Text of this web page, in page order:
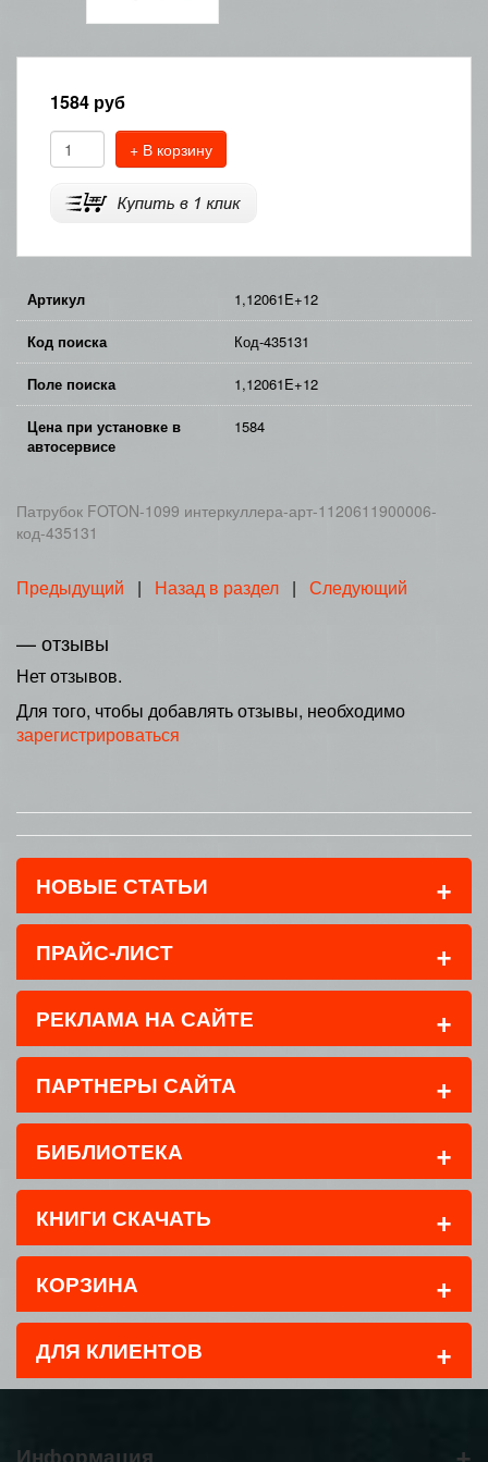
1584 руб
+ В корзину
Артикул 1,12061E+12
Код поиска Код-435131
Поле поиска 1,12061E+12
Цена при установке в
автосервисе
1584
Патрубок FOTON-1099 интеркуллера-арт-1120611900006-
код-435131
Предыдущий | Назад в раздел | Следующий
— отзывы
Нет отзывов.
Для того, чтобы добавлять отзывы, необходимо
зарегистрироваться
НОВЫЕ СТАТЬИ +
ПРАЙС-ЛИСТ +
РЕКЛАМА НА САЙТЕ +
ПАРТНЕРЫ САЙТА +
БИБЛИОТЕКА +
КНИГИ СКАЧАТЬ +
КОРЗИНА +
ДЛЯ КЛИЕНТОВ +
Информация